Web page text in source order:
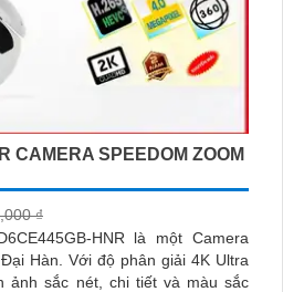
CAMERA SPEEDOM ZOOM
₫
HNR là một Camera
giải 4K Ultra
ảnh sắc nét, chi tiết và màu sắc